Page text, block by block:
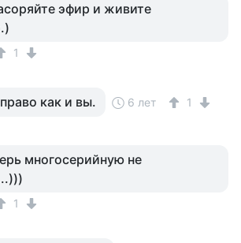
эфир и живите
1
как и вы. 6 лет 1
многосерийную не
1